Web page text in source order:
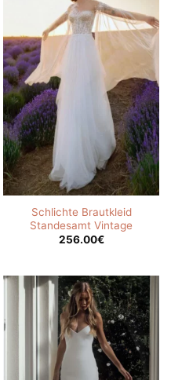
Schlichte Brautkleid
Standesamt Vintage
256.00€